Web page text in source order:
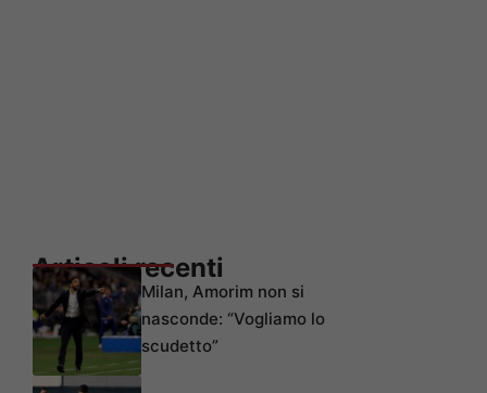
Articoli recenti
Milan, Amorim non si
nasconde: “Vogliamo lo
scudetto”